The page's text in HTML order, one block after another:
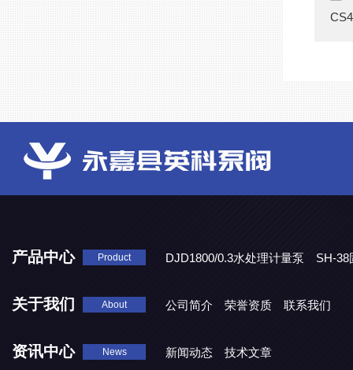
产品中心 Product DJD1800/0.3水处理计量泵
SH-38
关于我们 About 公司简介 荣誉资质 联系我们
资讯中心 News 新闻动态 技术文章